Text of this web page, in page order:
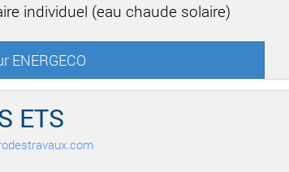
individuel (eau chaude solaire)
ENERGECO
ETS